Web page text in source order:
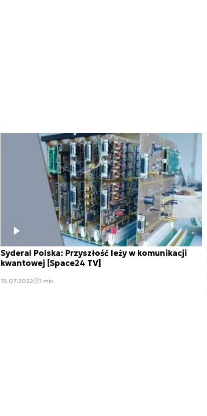
Syderal Polska: Przyszłość leży w komunikacji
kwantowej [Space24 TV]
13.07.2022 1 min.